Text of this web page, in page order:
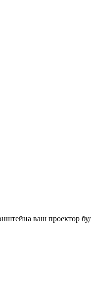
ваш проектор